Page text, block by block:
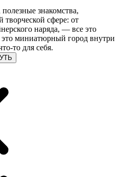
знакомства,
творческой сфере: от
наряда, — все это
миниатюрный город внутри
то для себя.